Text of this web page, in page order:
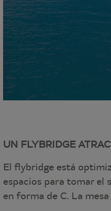
UN FLYBRIDGE
El flybridge está
espacios para tomar el
en forma de C. La